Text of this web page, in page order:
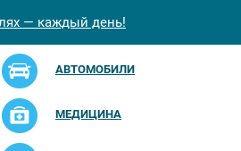
— каждый день!
АВТОМОБИЛИ
МЕДИЦИНА